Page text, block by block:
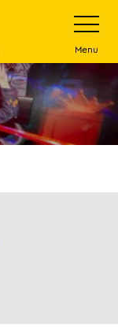
打
开
网
站
菜
单
Menu